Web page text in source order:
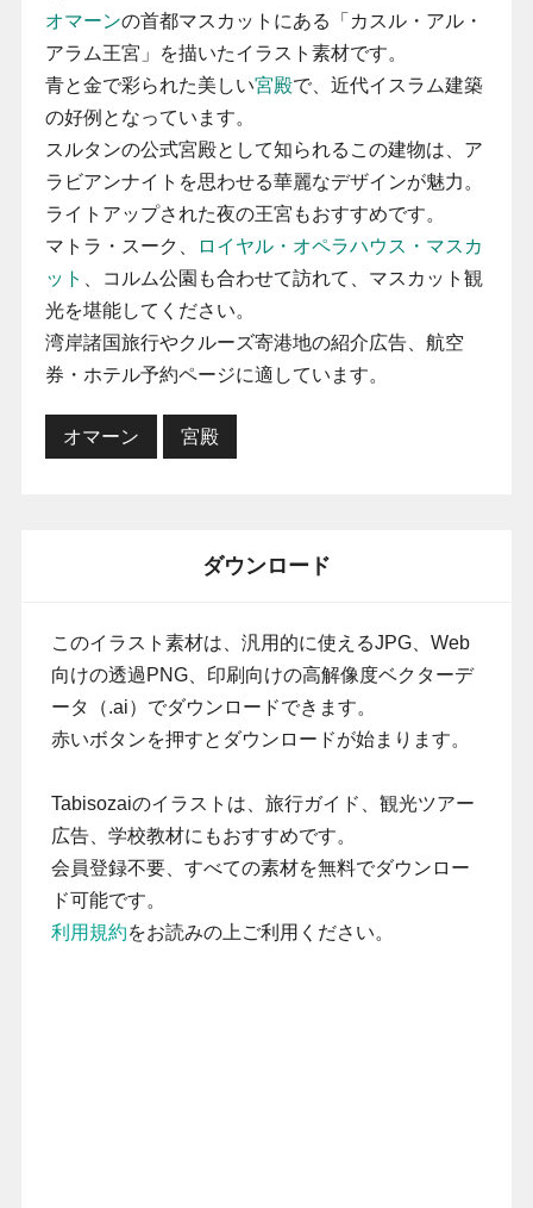
オマーンの首都マスカットにある「カスル・アル・
アラム王宮」を描いたイラスト素材です。
青と金で彩られた美しい宮殿で、近代イスラム建築
の好例となっています。
スルタンの公式宮殿として知られるこの建物は、ア
ラビアンナイトを思わせる華麗なデザインが魅力。
ライトアップされた夜の王宮もおすすめです。
マトラ・スーク、
ロイヤル・オペラハウス・マスカ
ット
、コルム公園も合わせて訪れて、マスカット観
光を堪能してください。
湾岸諸国旅行やクルーズ寄港地の紹介広告、航空
券・ホテル予約ページに適しています。
オマーン 宮殿
ダウンロード
このイラスト素材は、汎用的に使えるJPG、Web
向けの透過PNG、印刷向けの高解像度ベクターデ
ータ（.ai）でダウンロードできます。
赤いボタンを押すとダウンロードが始まります。
Tabisozaiのイラストは、旅行ガイド、観光ツアー
広告、学校教材にもおすすめです。
会員登録不要、すべての素材を無料でダウンロー
ド可能です。
利用規約をお読みの上ご利用ください。